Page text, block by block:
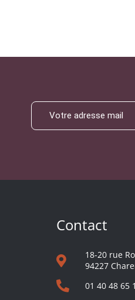
Contact
18-20 rue
94227
01 40 48 65